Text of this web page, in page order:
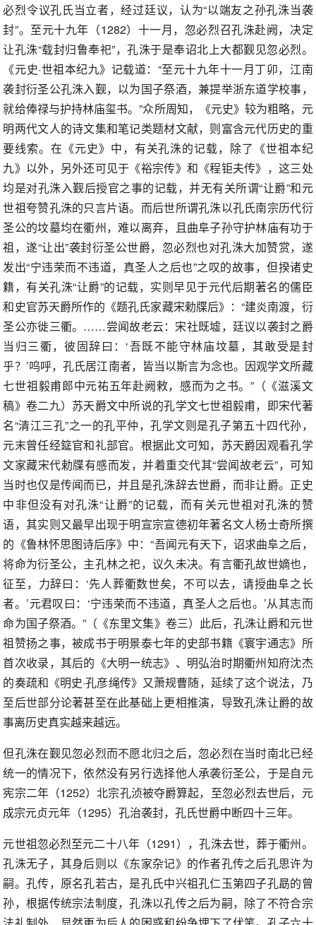
必烈令议孔氏当立者，经过廷议，认为“以端友之孙孔洙当袭
封”。至元十九年（1282）十一月，忽必烈召孔洙赴阙，决定
让孔洙“载封归鲁奉祀”，孔洙于是奉诏北上大都觐见忽必烈。
《元史·世祖本纪九》记载道：“至元十九年十一月丁卯，江南
袭封衍圣公孔洙入觐，以为国子祭酒，兼提举浙东道学校事，
就给俸禄与护持林庙玺书。”众所周知，《元史》较为粗略，元
明两代文人的诗文集和笔记类题材文献，则富含元代历史的重
要线索。在《元史》中，有关孔洙的记载，除了《世祖本纪
九》以外，另外还可见于《裕宗传》和《程钜夫传》，这三处
均是对孔洙入觐后授官之事的记载，并无有关所谓“让爵”和元
世祖夸赞孔洙的只言片语。而后世所谓孔洙以孔氏南宗历代衍
圣公的坟墓均在衢州，难以离弃，且曲阜子孙守护林庙有功于
祖，遂“让出”袭封衍圣公世爵，忽必烈也对孔洙大加赞赏，遂
发出“宁违荣而不违道，真圣人之后也”之叹的故事，但揆诸史
籍，有关孔洙“让爵”的记载，实则早见于元代后期著名的儒臣
和史官苏天爵所作的《题孔氏家藏宋勅牒后》：“建炎南渡，衍
圣公亦徙三衢。……尝闻故老云：宋社既墟，廷议以袭封之爵
当归三衢，彼固辞曰：‘吾既不能守林庙坟墓，其敢受是封
乎？’呜呼，孔氏居江南者，皆当以斯言为念也。因观学文所藏
七世祖毅甫郎中元祐五年赴阙敕，感而为之书。”（《滋溪文
稿》卷二九）苏天爵文中所说的孔学文七世祖毅甫，即宋代著
名“清江三孔”之一的孔平仲，孔学文则是孔子第五十四代孙，
元末曾任经筵官和礼部官。根据此文可知，苏天爵因观看孔学
文家藏宋代勅牒有感而发，并着重交代其“尝闻故老云”，可知
当时也仅是传闻而已，并且是孔洙辞去世爵，而非让爵。正史
中非但没有对孔洙“让爵”的记载，而有关元世祖对孔洙的赞
语，其实则又最早出现于明宣宗宣德初年著名文人杨士奇所撰
的《鲁林怀思图诗后序》中：“吾闻元有天下，诏求曲阜之后，
将命为衍圣公，主孔林之祀，议久未决。有言衢孔故世嫡也，
征至，力辞曰：‘先人葬衢数世矣，不可以去，请授曲阜之长
者。’元君叹曰：‘宁违荣而不违道，真圣人之后也。’从其志而
命为国子祭酒。”（《东里文集》卷三）此后，孔洙让爵和元世
祖赞扬之事，被成书于明景泰七年的史部书籍《寰宇通志》所
首次收录，其后的《大明一统志》、明弘治时期衢州知府沈杰
的奏疏和《明史·孔彦绳传》又萧规曹随，延续了这个说法，乃
至后世部分论著甚至在此基础上更相推演，导致孔洙让爵的故
事离历史真实越来越远。
但孔洙在觐见忽必烈而不愿北归之后，忽必烈在当时南北已经
统一的情况下，依然没有另行选择他人承袭衍圣公，于是自元
宪宗二年（1252）北宗孔浈被夺爵算起，至忽必烈去世后，元
成宗元贞元年（1295）孔治袭封，孔氏世爵中断四十三年。
元世祖忽必烈至元二十八年（1291），孔洙去世，葬于衢州。
孔洙无子，其身后则以《东家杂记》的作者孔传之后孔思许为
嗣。孔传，原名孔若古，是孔氏中兴祖孔仁玉第四子孔勗的曾
孙，根据传统宗法制度，孔洙以孔传之后为嗣，除了不符合宗